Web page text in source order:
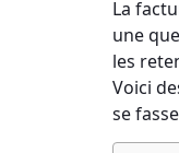
La
une
les
Voici
se